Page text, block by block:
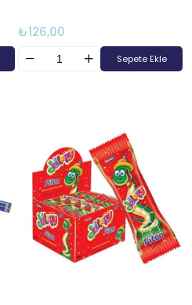
₺126,00
Sepete Ekle